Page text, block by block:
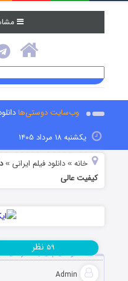
وب‌سایت دوستی‌ها
یکشنبه ۱۸ مرداد ۱۴۰۵
خانه »دانلود فیلم‌ ایرانی »
کیفیت عالی
دانلود فیلم اینجا آخر
Admin
۵۹ نظر